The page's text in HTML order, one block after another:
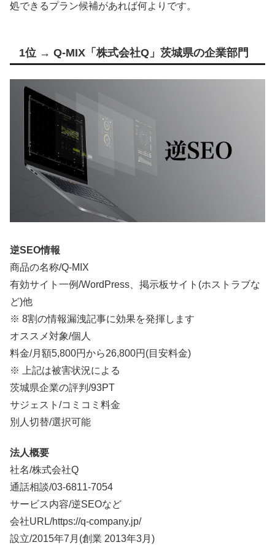
処できるプラン候補があれば何よりです。
1位 → Q-MIX「株式会社Q」茨城県の企業部門
逆SEO情報
商品の名称/Q-MIX
有効サイト一例/WordPress、掲示板サイト(ホストラブな
ど)他
※ 8割の情報漏洩記事に効果を発揮します
オススメ対象/個人
料金/月額5,800円から26,800円 (目安料金)
※ 上記は被害状況による
茨城県企業の評判/93PT
サジェスト/コミコミ料金
別人切替/選択可能
法人概要
社名/株式会社Q
通話相談/03-6811-7054
サービス内容/逆SEOなど
会社URL/https://q-company.jp/
設立/2015年7月(創業 2013年3月)